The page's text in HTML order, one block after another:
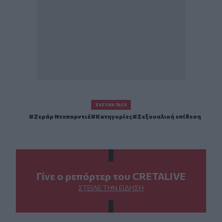
ΣΧΕΤΙΚΆ TAGS
Ζεράρ Ντεπαρντιέ Κατηγορίες Σεξουαλική επίθεση
Γίνε ο ρεπόρτερ του CRETALIVE
ΣΤΕΊΛΕ ΤΗΝ ΕΊΔΗΣΗ